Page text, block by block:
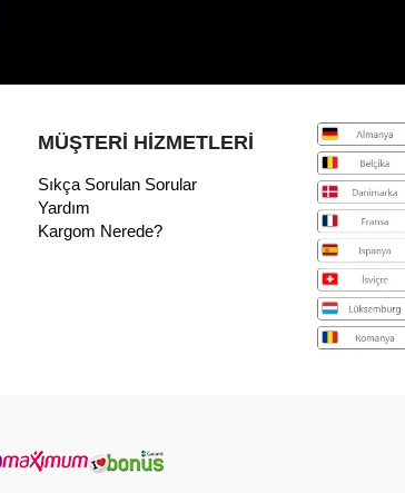
MÜŞTERİ HİZMETLERİ
Sıkça Sorulan Sorular
Yardım
Kargom Nerede?